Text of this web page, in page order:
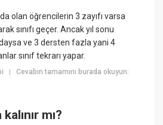
olan öğrencilerin 3 zayıfı varsa
sınıfı geçer. Ancak yıl sonu
ve 3 dersten fazla yani 4
sınıf tekrarı yapar.
|Cevabın tamamını burada okuyun:
mı?